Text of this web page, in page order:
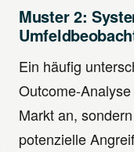
Muster 2:
Ein häufig
Outcome-
Markt an,
potenzielle